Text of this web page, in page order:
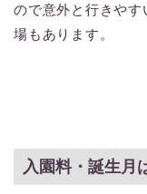
ので意外と行きや
場もあります。
入園料・誕生月